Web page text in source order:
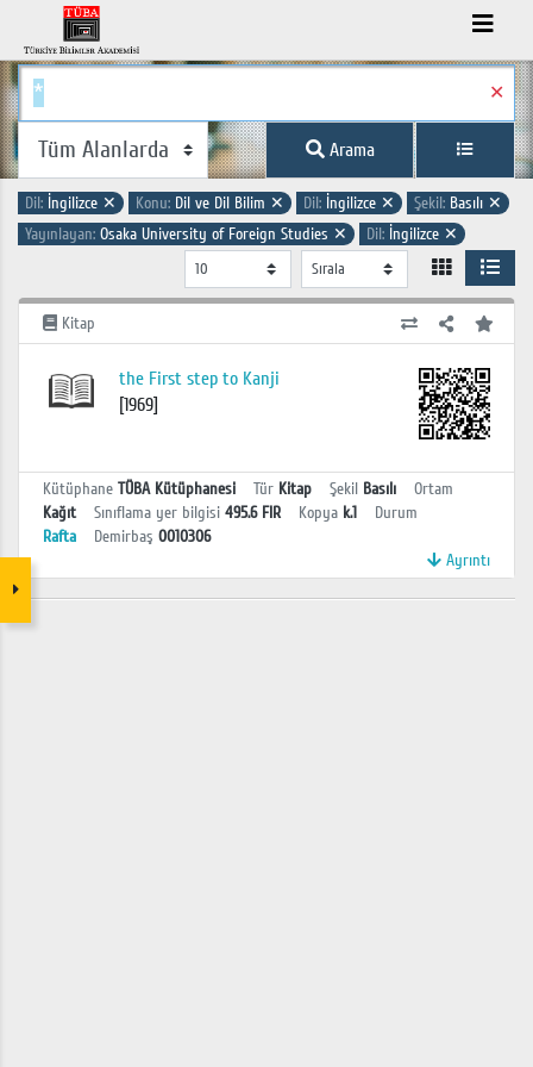
✕
Arama
Dil: İngilizce ✕ Konu: Dil ve Dil Bilim ✕ Dil: İngilizce ✕ Şekil: Basılı ✕
Yayınlayan: Osaka University of Foreign Studies ✕ Dil: İngilizce ✕
Kitap
the First step to Kanji
[1969]
Kütüphane TÜBA Kütüphanesi Tür Kitap Şekil Basılı
Ortam
Kağıt
Sınıflama yer bilgisi 495.6 FIR Kopya k.1
Durum
Rafta
Demirbaş 0010306
Ayrıntı